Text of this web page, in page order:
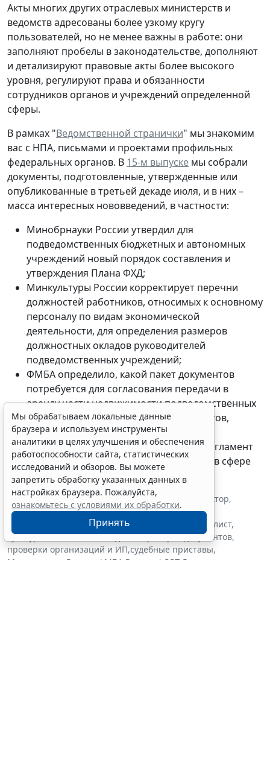
Акты многих других отраслевых министерств и
ведомств адресованы более узкому кругу
пользователей, но не менее важны в работе: они
заполняют пробелы в законодательстве, дополняют
и детализируют правовые акты более высокого
уровня, регулируют права и обязанности
сотрудников органов и учреждений определенной
сферы.
В рамках "Ведомственной странички" мы знакомим
вас с НПА, письмами и проектами профильных
федеральных органов. В 15-м выпуске мы собрали
документы, подготовленные, утвержденные или
опубликованные в третьей декаде июля, и в них –
масса интересных нововведений, в частности:
Минобрнауки России утвердил для
подведомственных бюджетных и автономных
учреждений новый порядок составления и
утверждения Плана ФХД;
Минкультуры России корректирует перечни
должностей работников, относимых к основному
персоналу по видам экономической
деятельности, для определения размеров
должностных окладов руководителей
подведомственных учреждений;
ФМБА определило, какой пакет документов
потребуется для согласования передачи в
аренду части недвижимости подведомственных
учреждений для размещения банкоматов,
торговых автоматов и т.п.;
в ФССП вступил в силу обновленный Регламент
проведения ведомственного контроля в сфере
закупок.
Теги: бюджет ,бюджетная сфера,госзакупки госсектор,
государственный контроль (надзор),
исполнительное производство
исполнительный лист,
культура,обязательства, сделки,проверка документов,
проверки организаций и ИП,судебные приставы,
Минкультуры России
ФМБА России
ФССП России
Мы обрабатываем локальные данные
браузера и используем инструменты
аналитики в целях улучшения и обеспечения
работоспособности сайта, статистических
исследований и обзоров. Вы можете
запретить обработку указанных данных в
настройках браузера. Пожалуйста,
ознакомьтесь с условиями их обработки.
Принять